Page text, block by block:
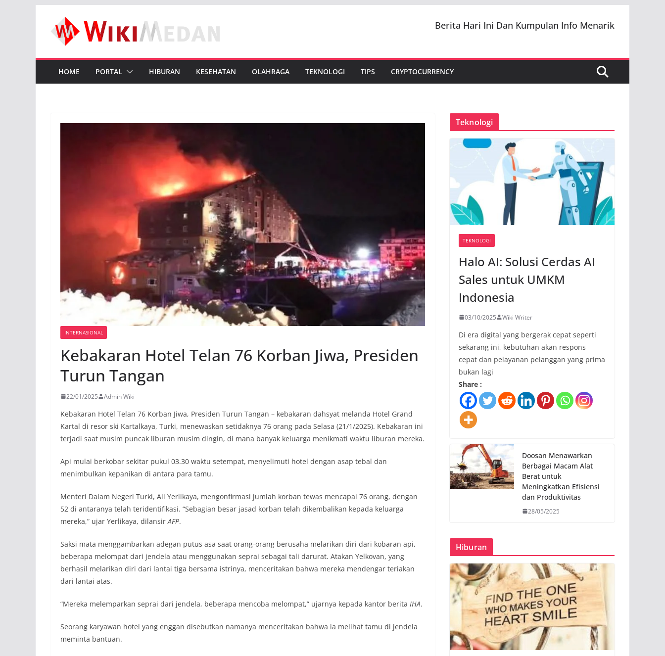
content
Berita Hari Ini Dan Kumpulan Info Menarik
HOME PORTAL HIBURAN KESEHATAN OLAHRAGA TEKNOLOGI TIPS CRYPTOCURRENCY
INTERNASIONAL
Kebakaran Hotel Telan 76 Korban Jiwa, Presiden
Turun Tangan
22/01/2025 Admin Wiki
Kebakaran Hotel Telan 76 Korban Jiwa, Presiden Turun Tangan – kebakaran dahsyat melanda Hotel Grand
Kartal di resor ski Kartalkaya, Turki, menewaskan setidaknya 76 orang pada Selasa (21/1/2025). Kebakaran ini
terjadi saat musim puncak liburan musim dingin, di mana banyak keluarga menikmati waktu liburan mereka.
Api mulai berkobar sekitar pukul 03.30 waktu setempat, menyelimuti hotel dengan asap tebal dan
menimbulkan kepanikan di antara para tamu.
Menteri Dalam Negeri Turki, Ali Yerlikaya, mengonfirmasi jumlah korban tewas mencapai 76 orang, dengan
52 di antaranya telah teridentifikasi. “Sebagian besar jasad korban telah dikembalikan kepada keluarga
mereka,” ujar Yerlikaya, dilansirAFP.
Saksi mata menggambarkan adegan putus asa saat orang-orang berusaha melarikan diri dari kobaran api,
beberapa melompat dari jendela atau menggunakan seprai sebagai tali darurat. Atakan Yelkovan, yang
berhasil melarikan diri dari lantai tiga bersama istrinya, menceritakan bahwa mereka mendengar teriakan
dari lantai atas.
“Mereka melemparkan seprai dari jendela, beberapa mencoba melompat,” ujarnya kepada kantor berita IHA.
Seorang karyawan hotel yang enggan disebutkan namanya menceritakan bahwa ia melihat tamu di jendela
meminta bantuan.
Teknologi
TEKNOLOGI
Halo AI: Solusi Cerdas AI
Sales untuk UMKM
Indonesia
03/10/2025 Wiki Writer
Di era digital yang bergerak cepat seperti
sekarang ini, kebutuhan akan respons
cepat dan pelayanan pelanggan yang prima
bukan lagi
Share :
Doosan Menawarkan
Berbagai Macam Alat
Berat untuk
Meningkatkan Efisiensi
dan Produktivitas
28/05/2025
Hiburan